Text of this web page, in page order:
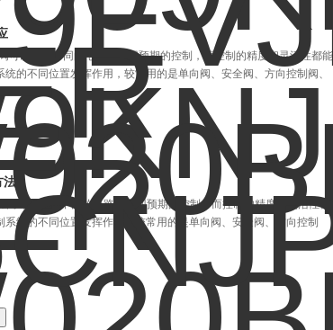
可以配合不同的电路来实现预期的控制，而控制的精度和灵活性都能
的不同位置发挥作用，较常用的是单向阀、安全阀、方向控制阀、
可以配合不同的电路来实现预期的控制，而控制的精度和灵活性都
统的不同位置发挥作用，较常用的是单向阀、安全阀、方向控制